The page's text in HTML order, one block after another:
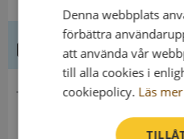
Denna webbplats
förbättra
att använda vår
till alla cookies i
cookiepolicy. Läs mer